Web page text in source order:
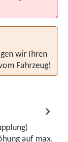
wir Ihren
Fahrzeug!
auf max.